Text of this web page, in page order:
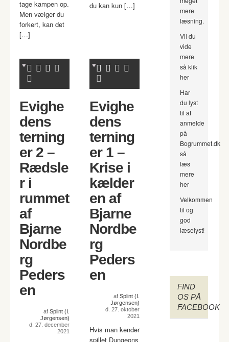
tage kampen op.
Men vælger du
forkert, kan det
[…]
du kan kun […]
Evighe
dens
terning
er 2 –
Rædsle
r i
rummet
af
Bjarne
Nordbe
rg
Peders
en
af Splint (I.
Jørgensen)
d. 27. december
2021
Evighe
dens
terning
er 1 –
Krise i
kælder
en af
Bjarne
Nordbe
rg
Peders
en
af Splint (I.
Jørgensen)
d. 27. oktober
2021
Hvis man kender
spillet Dungeons
mere
læsning.
Vil du
vide
mere
så klik
her
Har
du lyst
til at
anmelde
på
Bogrummet.dk
så
læs
mere
her
Velkommen
til og
god
læselyst!
FIND
OS PÅ
FACEBOOK